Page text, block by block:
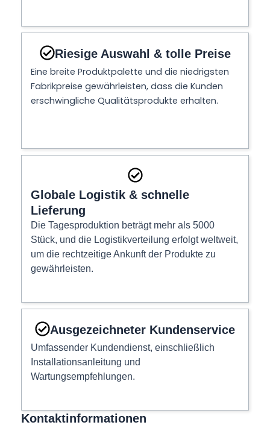
Riesige Auswahl & tolle Preise
Eine breite Produktpalette und die niedrigsten
Fabrikpreise gewährleisten, dass die Kunden
erschwingliche Qualitätsprodukte erhalten.
Globale Logistik & schnelle
Lieferung
Die Tagesproduktion beträgt mehr als 5000
Stück, und die Logistikverteilung erfolgt weltweit,
um die rechtzeitige Ankunft der Produkte zu
gewährleisten.
Ausgezeichneter Kundenservice
Umfassender Kundendienst, einschließlich
Installationsanleitung und
Wartungsempfehlungen.
Kontaktinformationen